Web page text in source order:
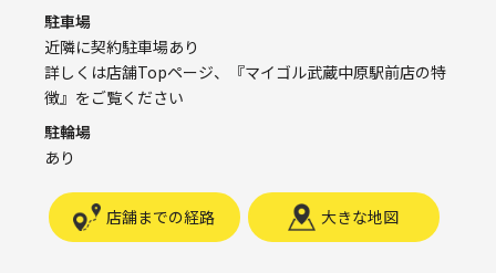
駐車場
近隣に契約駐車場あり
詳しくは店舗Topページ、『マイゴル武蔵中原駅前店の特
徴』をご覧ください
駐輪場
あり
店舗までの経路 大きな地図